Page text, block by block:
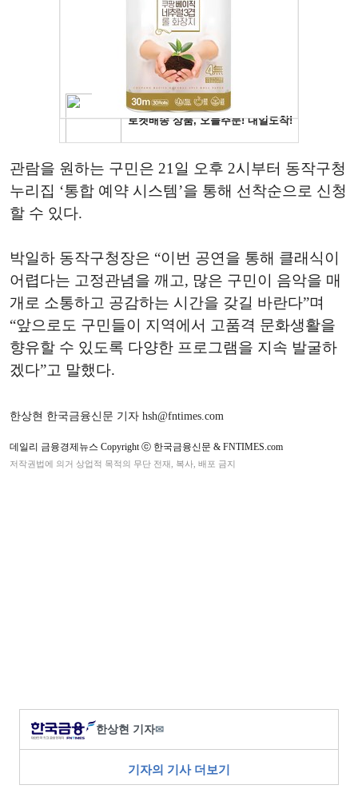
관람을 원하는 구민은 21일 오후 2시부터 동작구청
누리집 ‘통합 예약 시스템’을 통해 선착순으로 신청
할 수 있다.
박일하 동작구청장은 “이번 공연을 통해 클래식이
어렵다는 고정관념을 깨고, 많은 구민이 음악을 매
개로 소통하고 공감하는 시간을 갖길 바란다”며
“앞으로도 구민들이 지역에서 고품격 문화생활을
향유할 수 있도록 다양한 프로그램을 지속 발굴하
겠다”고 말했다.
한상현 한국금융신문 기자 hsh@fntimes.com
데일리 금융경제뉴스 Copyright ⓒ 한국금융신문 & FNTIMES.com
저작권법에 의거 상업적 목적의 무단 전재, 복사, 배포 금지
한상현 기자✉
기자의 기사 더보기